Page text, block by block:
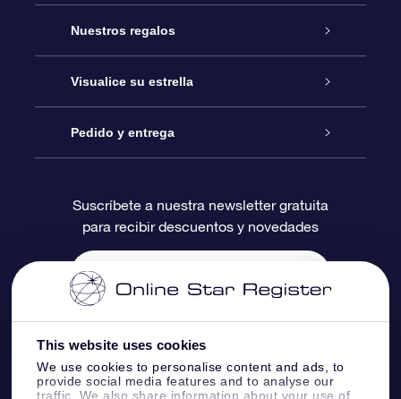
This website uses cookies
We use cookies to personalise content and ads, to
provide social media features and to analyse our
traffic. We also share information about your use of
Atención
Contáctanos
Blog
Reseñas
Nuestros regalos
Regalo Estrella Online
Paquete de Regalo OSR
Tarjeta de Regalo OSR
Regalos empresariales
Visualice su estrella
Registro estelar
Página de Estrella Personalizada
Un Millón de Estrellas
Aplicación de RV Llévame a las estrellas
Pedido y entrega
Información de Pago
Información de Envío
Constelaciones
Suscríbete a nuestra newsletter gratuita
para recibir descuentos y novedades